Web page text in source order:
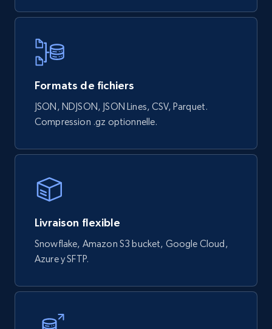
URL, Place id, Place name, Country, Address,
Review id, Reviewer name, Reviews by reviewer,
and more.
Business
Instagram - Reels
URL, User posted, Description, Hashtags, Num
more.
3.7K+
Formats de fichiers
JSON, NDJSON, JSON Lines, CSV, Parquet.
Compression .gz optionnelle.
Livraison flexible
Snowflake, Amazon S3 bucket, Google Cloud,
Azure y SFTP.